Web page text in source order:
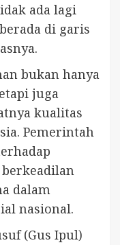
ada lagi
di garis
bukan hanya
juga
kualitas
Pemerintah
dalam
nasional.
(Gus Ipul)